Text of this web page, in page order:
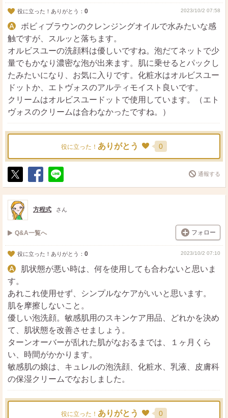
役に立った！ありがとう： 0 2023/10/2 07:58
ボビィブラウンのクレンジングオイルで水みたいな感
触ですが、スルッと落ちます。
オルビスユーの洗顔料は優しいですね。泡だてネットで少
量でもかなり濃密な泡が出来ます。肌に乗せるとパックし
たみたいになり、お気に入りです。化粧水はオルビスユー
ドットか、エトヴォスのアルティモイスト良いです。
クリームはオルビスユードットで使用しています。（エト
ヴォスのクリームは合わなかったですね。）
役に立った！ ありがとう 0
ポ
ス
ト
シ
ェ
送
る
通報する
方程式 さん
Q&A一覧へ フォロー
役に立った！ありがとう： 0 2023/10/2 07:10
肌状態が悪い時は、何を使用しても合わないと思いま
す。
あれこれ使用せず、シンプルなケアがいいと思います。
肌を摩擦しないこと。
優しい泡洗顔。敏感肌用のスキンケア用品、どれかを決め
て、肌状態を改善させましょう。
ターンオーバーが乱れた肌がなおるまでは、１ヶ月くら
い、時間がかかります。
敏感肌の娘は、キュレルの泡洗顔、化粧水、乳液、皮膚科
の保湿クリームでなおしました。
役に立った！ ありがとう 0